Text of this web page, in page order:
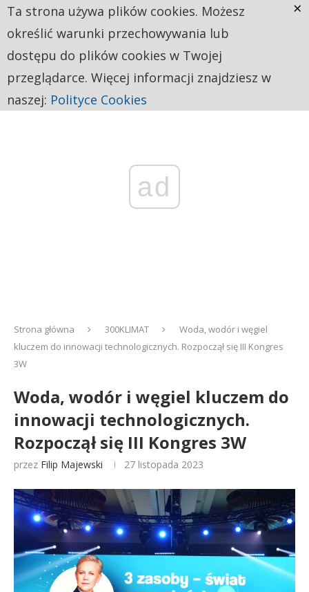
ad
Strona główna 300KLIMAT
Woda, wodór i węgiel
kluczem do innowacji technologicznych. Rozpoczął się III Kongres
3W
Woda, wodór i węgiel kluczem do
innowacji technologicznych.
Rozpoczął się III Kongres 3W
przez Filip Majewski 27 listopada 2023
Ta strona używa plików cookies. Możesz
określić warunki przechowywania lub
dostępu do plików cookies w Twojej
przeglądarce. Więcej informacji znajdziesz w
naszej: Polityce Cookies
×